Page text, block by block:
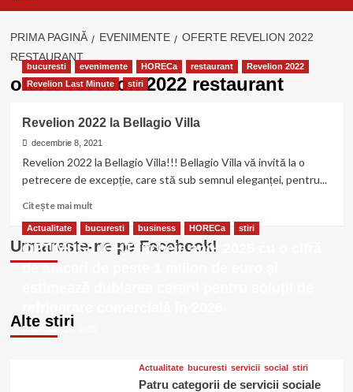
PRIMA PAGINĂ EVENIMENTE
OFERTE REVELION 2022
RESTAURANT
oferte revelion 2022 restaurant
bucuresti evenimente HORECa restaurant
Revelion 2022
Revelion Last Minute
stiri
Revelion 2022 la Bellagio Villa
decembrie 8, 2021
Revelion 2022 la Bellagio Villa!!! Bellagio Villa vă invită la o
petrecere de excepție, care stă sub semnul eleganței, pentru...
Citește mai multCitește
multe
despre
Urmareste-ne pe Facebook!
Alte stiri
Actualitate bucuresti business HORECa stiri
OPTIMUS LIGHT încheie anul 2025 cu o cifră
de afaceri de peste 1 milion de euro și
ianuarie 23, 2026
Actualitate bucuresti servicii social stiri
Patru categorii de servicii sociale